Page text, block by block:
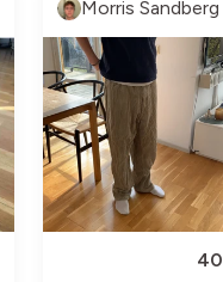
Morris Sandberg
40